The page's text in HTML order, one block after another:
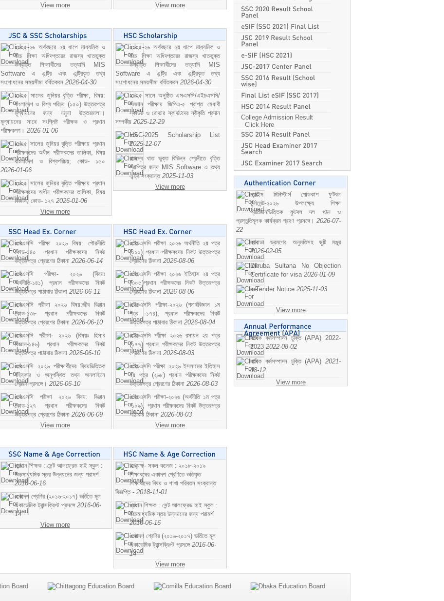
View more
View more
২০২৫-২৬ অর্থবছরে ২য় ধাপে মাধ্যমিক ও
উচ্চ শিক্ষা অধিদপ্তরের রাজস্ব খাতভুক্ত
উপবৃত্তি শিক্ষার্থীদের তত্যাদি MIS
Software এ এন্ট্রি এবং এন্ট্রিকৃত তথ্য
সংশোধনের সময়সীমা বর্ধিতকরন 2026-04-30
২০২৫ সালের জুনিয়র বৃত্তি পরীক্ষা, বিষয়:
বাংলাদেশ ও বিশ্ব পরিচয় (১৫০) উত্তরপত্র
মূল্যায়নের জন্য নমুনা উত্তরমালা।
মূল্যায়নের সাথে সংশ্লিষ্ট পরীক্ষক ও প্রধান
পরীক্ষকগণ। 2026-01-06
২০২৫ সালের জুনিয়র বৃত্তি পরীক্ষায় প্রধান
পরীক্ষকদের অধীন পরীক্ষকদের তালিকা, বিষয়
বাংলাদেশ ও বিশ্বপরিচয়; কোড- ১৫০
2026-01-06
২০২৫ সালের জুনিয়র বৃত্তি পরীক্ষায় প্রধান
পরীক্ষকদের অধীন পরীক্ষকদের তালিকা, বিষয়
বিজ্ঞান; কোড- ১২৭ 2026-01-06
View more
২০২৫-২৬ অর্থবছরে ২য় ধাপে মাধ্যমিক ও
উচ্চ শিক্ষা অধিদপ্তরের রাজস্ব খাতভুক্ত
উপবৃত্তি শিক্ষার্থীদের তত্যাদি MIS
Software এ এন্ট্রি এবং এন্ট্রিকৃত তথ্য
সংশোধনের সময়সীমা বর্ধিতকরন 2026-04-30
২০২৫ সালে অনুষ্ঠিত এসএসসি/এইচএসসি/
সমমান পরীক্ষায় জিপিএ-৫ প্রাপ্ত মেধাবী
স্কাউট ও রোভার স্কাউটদের স্বীকৃতি প্রদান
সম্পর্কীয় 2025-12-29
HSC-2025 Scholarship List
2025-12-07
রাজস্ব খাত ভুক্ত বিভিন্ন শ্রেনীতে বৃত্তি
প্রাপ্তির জন্য MIS Software এ তথ্য
এন্ট্রি সংক্রান্ত 2025-11-03
View more
এসএসসি পরীক্ষা ২০২৬ বিষয়: পৌরনীতি
কোড-১৪০ প্রধান পরীক্ষকদের নিকট
উত্তরপত্র প্রেরণের ঠিকানা 2026-06-14
এসএসসি পরীক্ষা- ২০২৬ (বিষয়ঃ
অর্থনীতি-১৪১) প্রধান পরীক্ষকদের নিকট
উত্তরপত্র পাঠাবার ঠিকানা 2026-06-11
এসএসসি পরীক্ষা ২০২৬ বিষয়:জীব বিঞ্জান
কোড-১৩৮ প্রধান পরীক্ষকদের নিকট
উত্তরপত্র প্রেরণের ঠিকানা 2026-06-10
এসএসসি পরীক্ষা- ২০২৬ (বিষয়ঃ হিসাব
বিজ্ঞান-১৪৬) প্রধান পরীক্ষকদের নিকট
উত্তরপত্র পাঠাবার ঠিকানা 2026-06-10
এসএসসি ২০২৬ পরীক্ষার্থীদের বিষয়ভিত্তিক
বহিষ্কার ও অনুপস্থিত তথ্য অনলাইনে
প্রেরণ প্রসঙ্গে। 2026-06-10
এসএসসি পরীক্ষা ২০২৬ বিষয়: বিঞ্জান
কোড-১২৭ প্রধান পরীক্ষকদের নিকট
উত্তরপত্র প্রেরণের ঠিকানা 2026-06-09
View more
এইচএসসি পরীক্ষা ২০২৬ অর্থনীতি ২য় পত্র
(১১০) প্রধান পরীক্ষকদের নিকট উত্তরপত্র
প্রেরণের ঠিকানা 2026-08-06
এইচএসসি পরীক্ষা ২০২৬ ইতিহাস ২য় পত্র
(৩০৫)প্রধান পরীক্ষকদের নিকট উত্তরপত্র
প্রেরণের ঠিকানা 2026-08-06
এইচএসসি পরীক্ষা-২০২৬ (পদার্থবিজ্ঞান ১ম
পত্র -১৭৪), প্রধান পরীক্ষকদের নিকট
উত্তরপত্র পাঠাবার ঠিকানা 2026-08-04
এইচএসসি পরীক্ষা ২০২৬ রসায়ন ২য় পত্র
(১৭৭) প্রধান পরীক্ষকদের নিকট উত্তরপত্র
প্রেরণের ঠিকানা 2026-08-03
এইচএসসি পরীক্ষা ২০২৬ ইসলামের ইতিহাস
২য় পত্র (২৬৮) প্রধান পরীক্ষকদের নিকট
উত্তরপত্র প্রেরণের ঠিকানা 2026-08-03
এইচএসসি পরীক্ষা-২০২৬ (অর্থনীতি ১ম পত্র
-১০৯), প্রধান পরীক্ষকদের নিকট উত্তরপত্র
পাঠাবার ঠিকানা 2026-08-03
View more
প্রধান শিক্ষক : সেন্ট আলফ্রেড হাই স্কুল :
উচ্চমাধ্যমিক স্তর উন্নয়নের জন্য পরামর্শ
2016-06-16
একাদশ শ্রেণির (২০১৬-২০১৭) ভর্তিতে মূল
একাডেমিক ট্রান্সক্রিপ্ট প্রসঙ্গে 2016-06-
14
View more
অধ্যক্ষ- সকল কলেজ : ২০১৮-২০১৯
শিক্ষাবষের একাদশ শ্রেণিতে ভতিকৃত
শিক্ষাথীদের বিষয় ও শাখা পরিবতন সংক্রান্ত
বিজ্ঞপ্তি - 2018-11-01
প্রধান শিক্ষক : সেন্ট আলফ্রেড হাই স্কুল :
উচ্চমাধ্যমিক স্তর উন্নয়নের জন্য পরামর্শ
2016-06-16
একাদশ শ্রেণির (২০১৬-২০১৭) ভর্তিতে মূল
একাডেমিক ট্রান্সক্রিপ্ট প্রসঙ্গে 2016-06-
14
View more
College Admission Result
Click Here
প্রাইম মিনিস্টার্স গোল্ডকাপ ফুটবল
টুর্নামেন্ট-২০২৬ উপলক্ষ্যে শিক্ষা
প্রতিষ্ঠানভিত্তিক ফুটবল দল গঠন ও
প্রস্তুতিমূলক কার্যক্রম গ্রহণ প্রসঙ্গে। 2026-07-
22
কানাডা ভ্রমণের অনুমতিসহ ছুটি মঞ্জুর
2026-02-05
Dilruba Sultana No Objection
Certificate for visa 2026-01-09
e-Tender Notice 2025-11-03
View more
বাষিক কর্মসম্পাদন চুক্তি (APA) 2022-
2023 2022-08-02
বাষিক কর্মসম্পাদন চুক্তি (APA) 2021-
08-12
View more